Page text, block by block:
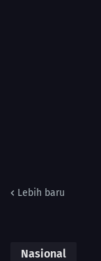
Lebih baru
Nasional